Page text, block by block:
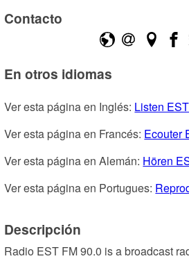
Contacto
En otros idiomas
Ver esta página en Inglés: Listen
Ver esta página en Francés: Ecouter
Ver esta página en Alemán: Hören
Ver esta página en Portugues:
Descripción
Radio EST FM 90.0 is a broadcast